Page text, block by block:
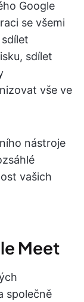
Google
se všemi
sdílet
vše ve
nástroje
vašich
Meet
společně